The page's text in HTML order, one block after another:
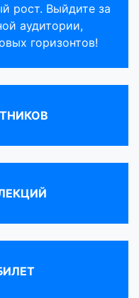
рост. Выйдите за
аудитории,
горизонтов!